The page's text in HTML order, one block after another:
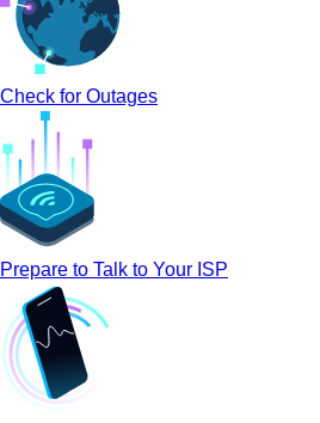
Check for Outages
Prepare to Talk to Your ISP